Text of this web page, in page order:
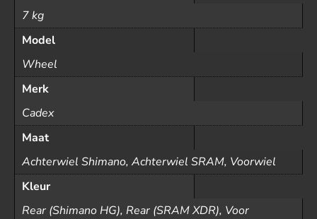
7 kg
Model
Wheel
Merk
Cadex
Maat
Achterwiel Shimano, Achterwiel SRAM, Voorwiel
Kleur
Rear (Shimano HG), Rear (SRAM XDR), Voor